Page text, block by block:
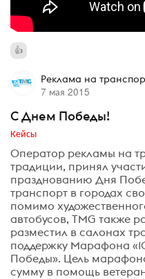
Реклама на
7 мая 2015
С Днем Победы!
Кейсы
Оператор рекламы на
традиции, принял
празднованию Дня
транспорт в городах
помимо
автобусов, TMG также
разместил в салонах
поддержку Марафона
Победы». Цель
сумму в помощь